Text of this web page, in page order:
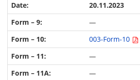
20.11.2023
—
003-Form-10
—
—